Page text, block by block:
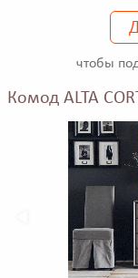
чтобы
Комод ALTA